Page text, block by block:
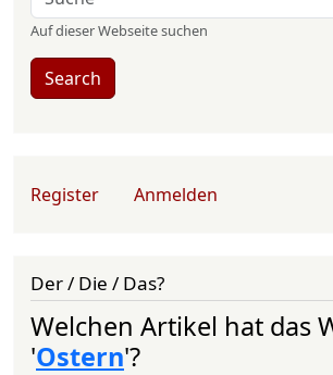
Auf dieser Webseite suchen
Search
User account menu
Register Anmelden
Der / Die / Das?
Welchen Artikel hat das
'Ostern'?